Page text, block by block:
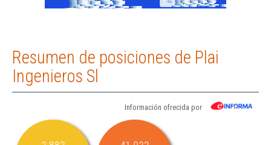
Resumen de posiciones de Plai
Ingenieros Sl
Información ofrecida por